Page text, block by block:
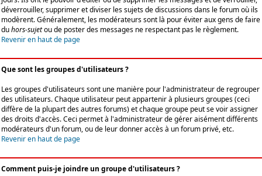
déverrouiller, supprimer et diviser les sujets de discussions dans le forum où ils
modèrent. Généralement, les modérateurs sont là pour éviter aux gens de faire
duhors-sujetou de poster des messages ne respectant pas le règlement.
Revenir en haut de page
Que sont les groupes d'utilisateurs ?
Les groupes d'utilisateurs sont une manière pour l'administrateur de regrouper
des utilisateurs. Chaque utilisateur peut appartenir à plusieurs groupes (ceci
diffère de la plupart des autres forums) et chaque groupe peut se voir assigner
des droits d'accès. Ceci permet à l'administrateur de gérer aisément différents
modérateurs d'un forum, ou de leur donner accès à un forum privé, etc.
Revenir en haut de page
Comment puis-je joindre un groupe d'utilisateurs ?